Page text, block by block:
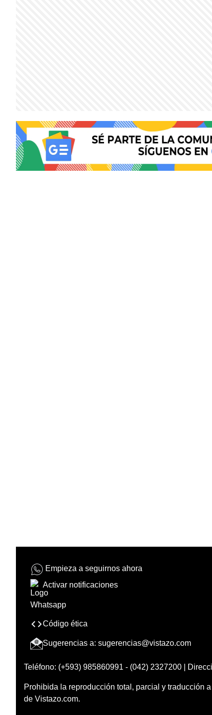
Empieza a seguirnos ahora
Activar notificaciones
Código ética
Sugerencias a: sugerencias@vistazo.com
Teléfono: (+593) 985860991 - (042) 2327200 |
Prohibida la reproducción total, parcial y traducción
de Vistazo.com.